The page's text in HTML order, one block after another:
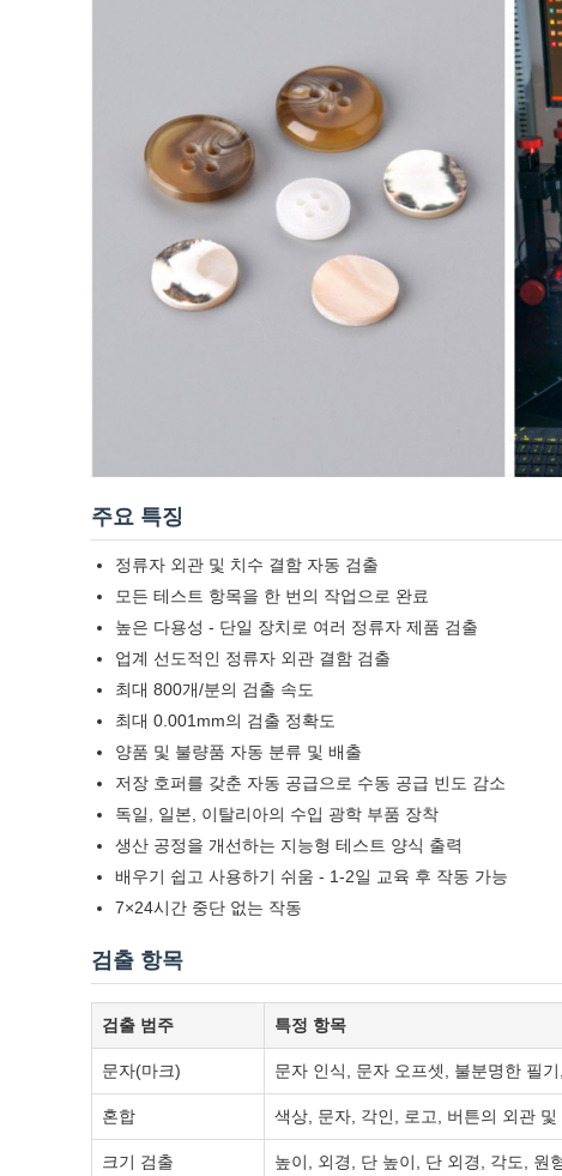
주요 특징
정류자 외관 및 치수 결함 자동 검출
모든 테스트 항목을 한 번의 작업으로 완료
높은 다용성 - 단일 장치로 여러 정류자 제품 검출
업계 선도적인 정류자 외관 결함 검출
최대 800개/분의 검출 속도
최대 0.001mm의 검출 정확도
양품 및 불량품 자동 분류 및 배출
저장 호퍼를 갖춘 자동 공급으로 수동 공급 빈도 감소
독일, 일본, 이탈리아의 수입 광학 부품 장착
생산 공정을 개선하는 지능형 테스트 양식 출력
배우기 쉽고 사용하기 쉬움 - 1-2일 교육 후 작동 가능
7×24시간 중단 없는 작동
검출 항목
검출 범주 특정 항목
문자(마크) 문자 인식, 문자 오프셋, 불분명한 필
혼합 색상, 문자, 각인, 로고, 버튼의 외관
크기 검출 높이, 외경, 단 높이, 단 외경, 각도, 원